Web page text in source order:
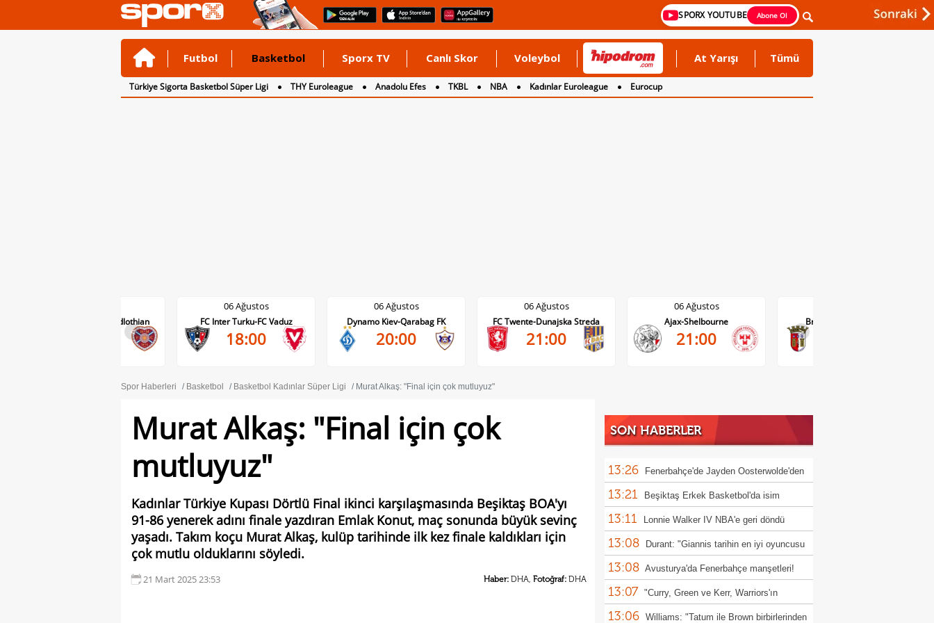
SPORX YOUTUBE Abone Ol
Futbol Basketbol Sporx TV Canlı Skor Voleybol At Yarışı Tümü
Türkiye Sigorta Basketbol Süper Ligi THY Euroleague Anadolu Efes TKBL NBA Kadınlar Euroleague Eurocup
<
Benfica-Heart of Midlothian
06 Ağustos
FC Inter Turku-FC Vaduz
18:00
06 Ağustos
Dynamo Kiev-Qarabag FK
20:00
06 Ağustos
FC Twente-Dunajska Streda
21:00
06 Ağustos
Ajax-Shelbourne
21:00
Braga-Dinamo Minsk
>
Spor Haberleri Basketbol Basketbol Kadınlar Süper Ligi Murat Alkaş: "Final için çok mutluyuz"
Murat Alkaş: "Final için çok
mutluyuz"
Kadınlar Türkiye Kupası Dörtlü Final ikinci karşılaşmasında Beşiktaş BOA'yı
91-86 yenerek adını finale yazdıran Emlak Konut, maç sonunda büyük sevinç
yaşadı. Takım koçu Murat Alkaş, kulüp tarihinde ilk kez finale kaldıkları için
çok mutlu olduklarını söyledi.
21 Mart 2025 23:53 Haber: DHA, Fotoğraf: DHA
SON HABERLER
13:26 Fenerbahçe'de Jayden Oosterwolde'den
kötü haber
13:21 Beşiktaş Erkek Basketbol'da isim
sponsorluğu gelişmesi!
13:11 Lonnie Walker IV NBA'e geri döndü
13:08 Durant: "Giannis tarihin en iyi oyuncusu
olabilir"
13:08 Avusturya'da Fenerbahçe manşetleri!
13:07 "Curry, Green ve Kerr, Warriors'ın
durumunu kabullendi" iddiası
13:06 Williams: "Tatum ile Brown birbirlerinden